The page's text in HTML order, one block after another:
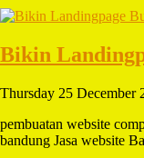
Bikin
Thursday 25 December
pembuatan website
bandung Jasa website